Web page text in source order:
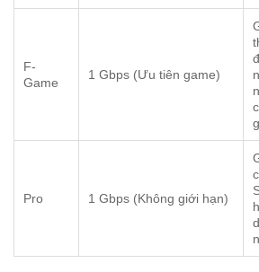
F-
Game
1 Gbps (Ưu tiên game)
Pro 1 Gbps (Không giới hạn)